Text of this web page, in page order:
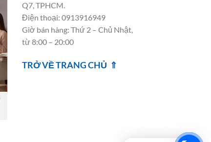
Q7, TPHCM.
Điện thoại: 0913916949
Giờ bán hàng: Thứ 2 – Chủ Nhật,
từ 8:00 – 20:00
TRỞ VỀ TRANG CHỦ ⇑